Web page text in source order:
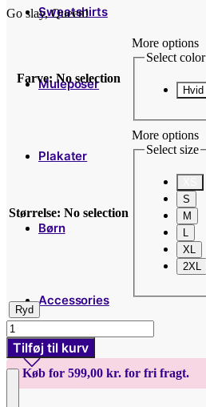
Sweatshirts
Muleposer
Plakater
Børn
Accessories
Go slay, Queen!
Farve: No selection
More options
Select color
Hvid
Størrelse: No selection
More options
Select size
S
M
L
XL
2XL
Ryd
Fierce
as
fuck
-
Tilføj til kurv
Køb for 599,00 kr. for fri fragt.